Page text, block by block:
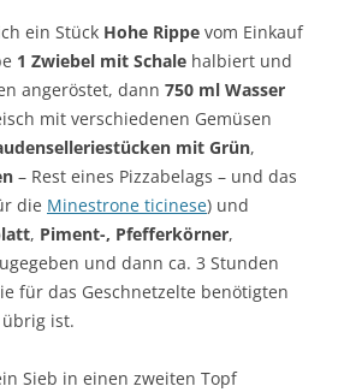
ein Stück Hohe Rippe vom Einkauf
1 Zwiebel mit Schale halbiert und
angeröstet, dann 750 ml Wasser
mit verschiedenen Gemüsen
mit Grün,
– Rest eines Pizzabelags – und das
die Minestrone ticinese) und
, Piment-, Pfefferkörner,
und dann ca. 3 Stunden
für das Geschnetzelte benötigten
ist.
Sieb in einen zweiten Topf